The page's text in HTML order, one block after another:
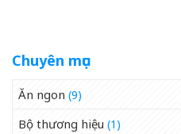
Chuyên mục
Ăn ngon (9)
Bộ thương hiệu (1)